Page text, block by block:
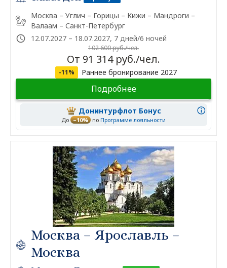
Москва – Углич – Горицы – Кижи – Мандроги –
Валаам – Санкт-Петербург
12.07.2027 – 18.07.2027, 7 дней/6 ночей
102 600 руб./чел.
От 91 314 руб./чел.
-11% Раннее бронирование 2027
Подробнее
Донинтурфлот Бонус
До –10% по Программе лояльности
Москва – Ярославль –
Москва